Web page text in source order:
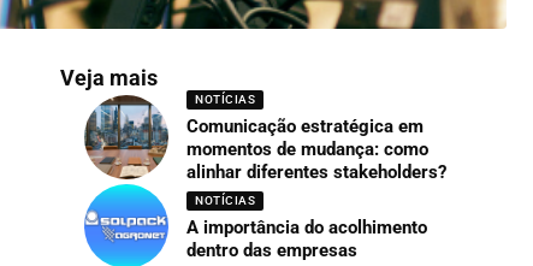
Veja mais
NOTÍCIAS
Comunicação estratégica em
momentos de mudança: como
alinhar diferentes stakeholders?
NOTÍCIAS
A importância do acolhimento
dentro das empresas